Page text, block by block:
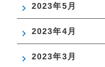
2023年5月
2023年4月
2023年3月